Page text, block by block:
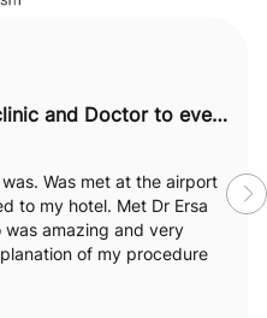
I would recommend this clinic and Doctor to everyone.
Was met at the airport
to my hotel. Met Dr Ersa
amazing and very
of my procedure